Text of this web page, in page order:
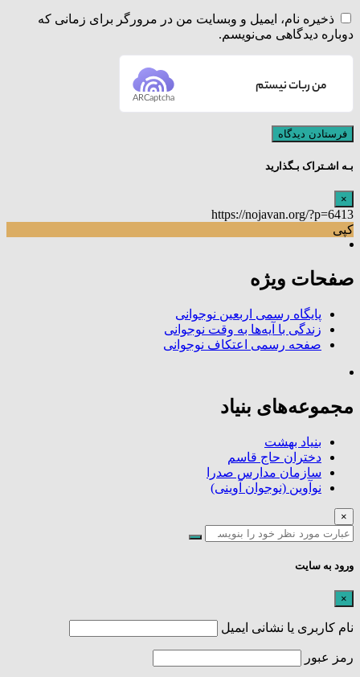
ذخیره نام، ایمیل و وبسایت من در مرورگر برای زمانی که
دوباره دیدگاهی می‌نویسم.
من ربات نیستم
ARCaptcha
بـه اشـتراک بـگذارید
×
https://nojavan.org/?p=6413
کپی
صفحات ویژه
پایگاه رسمی اربعین نوجوانی
زندگی با آیه‌ها به وقت نوجوانی
صفحه رسمی اعتکاف نوجوانی
مجموعه‌های بنیاد
بنیاد بهشت
دختران حاج قاسم
سازمان مدارس صدرا
نوآوین (نوجوان آوینی)
×
ورود به سایت
×
نام کاربری یا نشانی ایمیل
رمز عبور